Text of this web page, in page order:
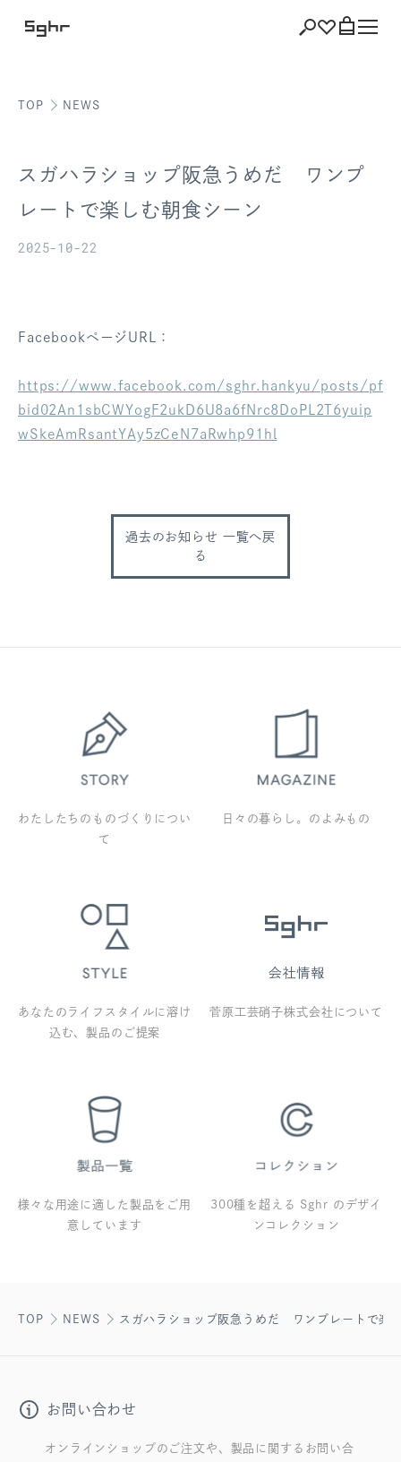
ショッピング バッグを見る
お気に入り
ログアウト
TOP NEWS
スガハラショップ阪急うめだ ワンプ
レートで楽しむ朝食シーン
2025-10-22
FacebookページURL：
https://www.facebook.com/sghr.hankyu/posts/pf
bid02An1sbCWYogF2ukD6U8a6fNrc8DoPL2T6yuip
wSkeAmRsantYAy5zCeN7aRwhp91hl
過去のお知らせ 一覧へ戻
る
わたしたちのものづくりについ
て
日々の暮らし。のよみもの
あなたのライフスタイルに溶け
込む、製品のご提案
菅原工芸硝子株式会社について
様々な用途に適した製品をご用
意しています
300種を超える Sghr のデザイ
ンコレクション
TOP NEWS スガハラショップ阪急うめだ ワンプレートで楽
お問い合わせ
オンラインショップのご注文や、製品に関するお問い合